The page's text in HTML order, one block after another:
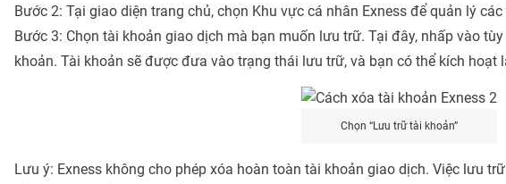
Bước 2: Tại giao diện trang chủ, chọn Khu vực cá nhân Exness để quản lý
Bước 3: Chọn tài khoản giao dịch mà bạn muốn lưu trữ. Tại đây, nhấp vào
khoản. Tài khoản sẽ được đưa vào trạng thái lưu trữ, và bạn có thể kích hoạt
Chọn “Lưu trữ tài khoản”
Lưu ý: Exness không cho phép xóa hoàn toàn tài khoản giao dịch. Việc lưu